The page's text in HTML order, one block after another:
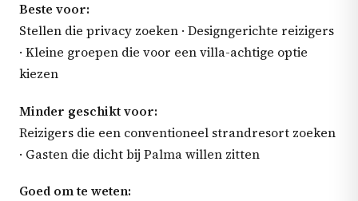
Beste voor:
Stellen die privacy zoeken · Designgerichte reizigers
· Kleine groepen die voor een villa-achtige optie
kiezen
Minder geschikt voor:
Reizigers die een conventioneel strandresort zoeken
· Gasten die dicht bij Palma willen zitten
Goed om te weten: